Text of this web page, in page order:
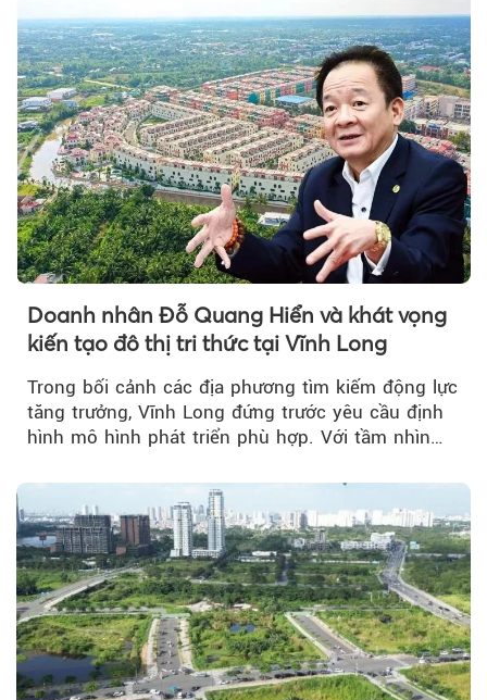
Doanh nhân Đỗ Quang Hiển và khát vọng
kiến tạo đô thị tri thức tại Vĩnh Long
Trong bối cảnh các địa phương tìm kiếm động lực
tăng trưởng, Vĩnh Long đứng trước yêu cầu định
hình mô hình phát triển phù hợp. Với tầm nhìn